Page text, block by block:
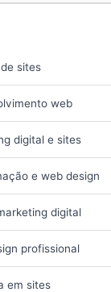
sites
web
digital e sites
e web design
digital
profissional
em sites